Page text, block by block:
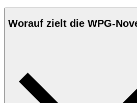
Worauf zielt die WPG-